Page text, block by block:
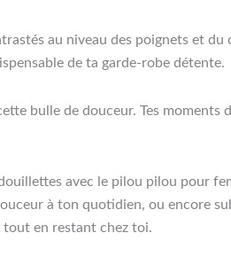
au niveau des poignets et
de ta garde-robe détente.
bulle de douceur. Tes
douillettes avec le pilou pilou
à ton quotidien, ou encore
tout en restant chez toi.